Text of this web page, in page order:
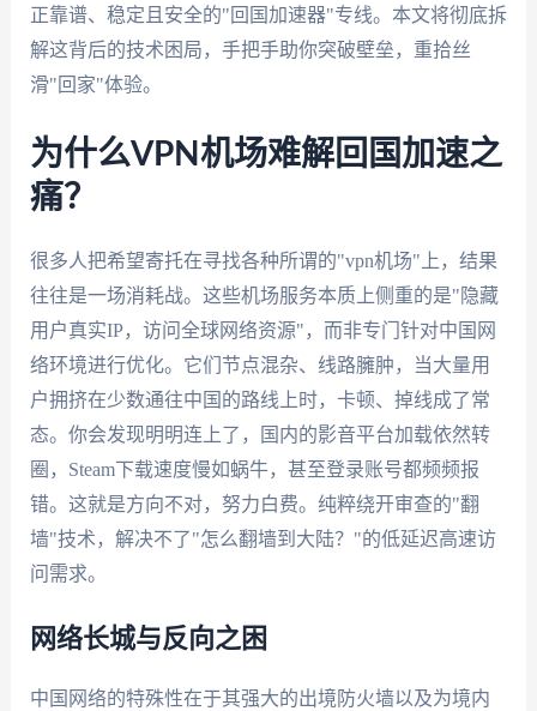
正靠谱、稳定且安全的"回国加速器"专线。本文将彻底拆
解这背后的技术困局，手把手助你突破壁垒，重拾丝
滑"回家"体验。
为什么VPN机场难解回国加速之
痛？
很多人把希望寄托在寻找各种所谓的"vpn机场"上，结果
往往是一场消耗战。这些机场服务本质上侧重的是"隐藏
用户真实IP，访问全球网络资源"，而非专门针对中国网
络环境进行优化。它们节点混杂、线路臃肿，当大量用
户拥挤在少数通往中国的路线上时，卡顿、掉线成了常
态。你会发现明明连上了，国内的影音平台加载依然转
圈，Steam下载速度慢如蜗牛，甚至登录账号都频频报
错。这就是方向不对，努力白费。纯粹绕开审查的"翻
墙"技术，解决不了"怎么翻墙到大陆？"的低延迟高速访
问需求。
网络长城与反向之困
中国网络的特殊性在于其强大的出境防火墙以及为境内